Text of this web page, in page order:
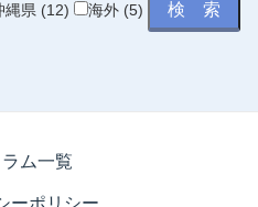
縄県 (12) 海外 (5)
ム一覧